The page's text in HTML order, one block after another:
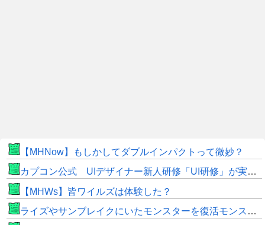
【MHNow】もしかしてダブルインパクトって微妙？
カプコン公式 UIデザイナー新人研修「UI研修」が実装まで進みました！
【MHWs】皆ワイルズは体験した？
ライズやサンブレイクにいたモンスターを復活モンスターと呼ぶのはやめよう